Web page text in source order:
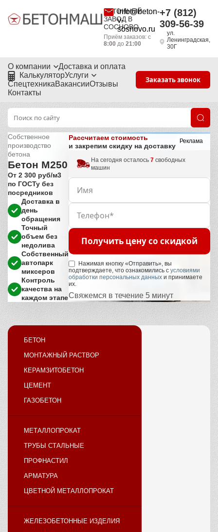
БЕТОННЫЙ
ЗАВОД В
СОСНОВО
info@beton-
v-
sosnovo.ru
Приём заказов: с
8:00 до 21:00
+7 (812)
309-56-39
ул.
Ленинградская,
30Г
О компании
Доставка и оплата
КалькуляторУслуги
СпецтехникаВакансииОтзывы
Контакты
Заказать звонок
Реклама
Собственное
производство
бетона
Бетон М250
От 2 300 руб/м3
по ГОСТу без
посредников
Доставка в
день
обращения
Точный
объем без
недолива
Собственный
автопарк
миксеров
Контроль
качества на
каждом этапе
Рассчитаем стоимость
и закрепим скидку на доставку
На сегодня осталось 7 свободных
машин
Получить цену со скидкой
Нажимая кнопку «Отправить», вы
подтверждаете, что ознакомились с условиями
обработки персональных данных и принимаете
их.
Свяжемся в течение 5 минут
БЕТОН
МОНТАЖНЫЙ РАСТВОР
КЕРАМЗИТОБЕТОН
ЦЕМЕНТ
ГАЗОБЕТОН
МЕТАЛЛОПРОКАТ
ТРУБЫ СТАЛЬНЫЕ
ПРОФНАСТИЛ
АРМАТУРА
ЦВЕТНОЙ МЕТАЛЛОПРОКАТ
ЖЕЛЕЗОБЕТОННЫЕ ИЗДЕЛИЯ